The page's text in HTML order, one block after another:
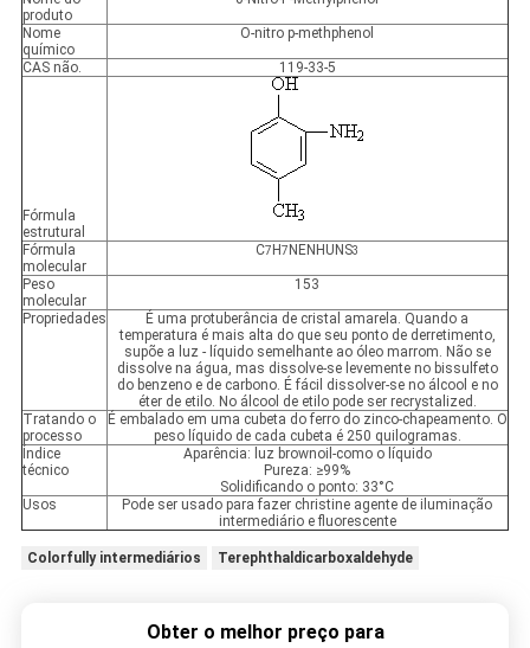
produto
Nome
químico
O-nitro p-methphenol
CAS não. 119-33-5
Fórmula
estrutural
Fórmula
molecular
C7 H 7 NENHUNS3
Peso
molecular
153
Propriedades
É uma protuberância de cristal amarela. Quando a
temperatura é mais alta do que seu ponto de derretimento,
supõe a luz - líquido semelhante ao óleo marrom. Não se
dissolve na água, mas dissolve-se levemente no bissulfeto
do benzeno e de carbono. É fácil dissolver-se no álcool e no
éter de etilo. No álcool de etilo pode ser recrystalized.
Tratando o
processo
É embalado em uma cubeta do ferro do zinco-chapeamento. O
peso líquido de cada cubeta é 250 quilogramas.
Índice
técnico
Aparência: luz brownoil-como o líquido
Pureza: ≥99%
Solidificando o ponto: 33°C
Usos
Pode ser usado para fazer christine agente de iluminação
intermediário e fluorescente
Colorfully intermediários Terephthaldicarboxaldehyde
Obter o melhor preço para